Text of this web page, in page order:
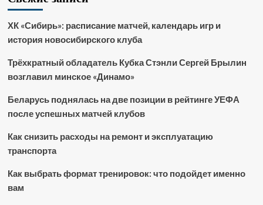
ХК «Сибирь»: расписание матчей, календарь игр и
история новосибирского клуба
Трёхкратный обладатель Кубка Стэнли Сергей Брылин
возглавил минское «Динамо»
Беларусь поднялась на две позиции в рейтинге УЕФА
после успешных матчей клубов
Как снизить расходы на ремонт и эксплуатацию
транспорта
Как выбрать формат тренировок: что подойдет именно
вам